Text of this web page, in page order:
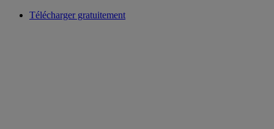
Télécharger gratuitement